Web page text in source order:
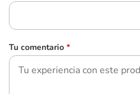
Tu comentario *